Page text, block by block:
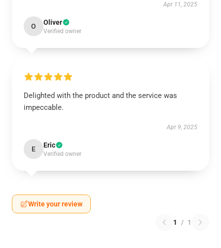
Apr 11, 2025
O Oliver
Verified owner
Delighted with the product and the service was
impeccable.
Apr 9, 2025
E Eric
Verified owner
Write your review
1 / 1